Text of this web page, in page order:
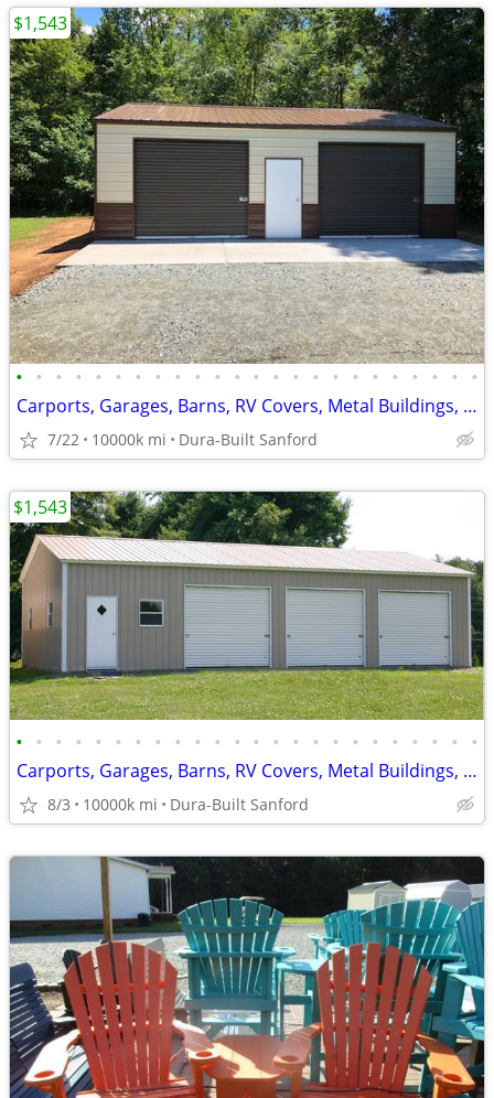
• • • • • • • • • • • • • • • • • • • • • • • •
Carports, Garages, Barns, RV Covers, Metal Buildings, Sheds, Storage!!
7/22 10000k mi Dura-Built Sanford
$1,543
• • • • • • • • • • • • • • • • • • • • • • • •
Carports, Garages, Barns, RV Covers, Metal Buildings, Sheds, Storage!!
8/3 10000k mi Dura-Built Sanford
$1,543